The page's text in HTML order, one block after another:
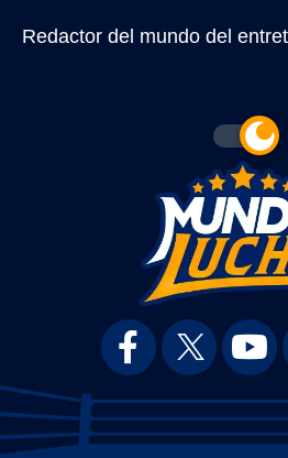
Redactor del mundo del